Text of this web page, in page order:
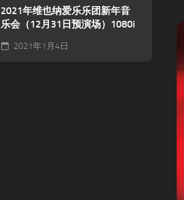
2021年维也纳爱乐乐团新年音
乐会（12月31日预演场）1080i
2021年1月4日